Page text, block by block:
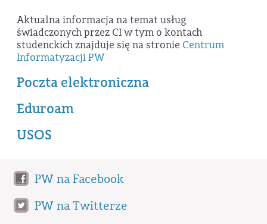
Aktualna informacja na temat usług
świadczonych przez CI w tym o kontach
studenckich znajduje się na stronie Centrum
Informatyzacji PW
Poczta elektroniczna
Eduroam
USOS
PW na Facebook
PW na Twitterze